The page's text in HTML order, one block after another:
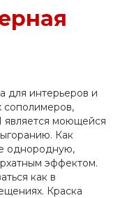
для интерьеров и
сополимеров,
является моющейся
Как
однородную,
эффектом.
как в
Краска